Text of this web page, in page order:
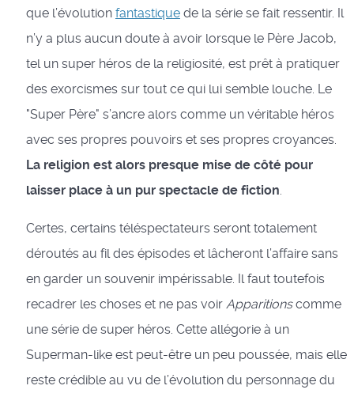
que l’évolution fantastique de la série se fait ressentir. Il
n’y a plus aucun doute à avoir lorsque le Père Jacob,
tel un super héros de la religiosité, est prêt à pratiquer
des exorcismes sur tout ce qui lui semble louche. Le
"Super Père" s’ancre alors comme un véritable héros
avec ses propres pouvoirs et ses propres croyances.
La religion est alors presque mise de côté pour
laisser place à un pur spectacle de fiction.
Certes, certains téléspectateurs seront totalement
déroutés au fil des épisodes et lâcheront l’affaire sans
en garder un souvenir impérissable. Il faut toutefois
recadrer les choses et ne pas voir Apparitionscomme
une série de super héros. Cette allégorie à un
Superman-like est peut-être un peu poussée, mais elle
reste crédible au vu de l’évolution du personnage du